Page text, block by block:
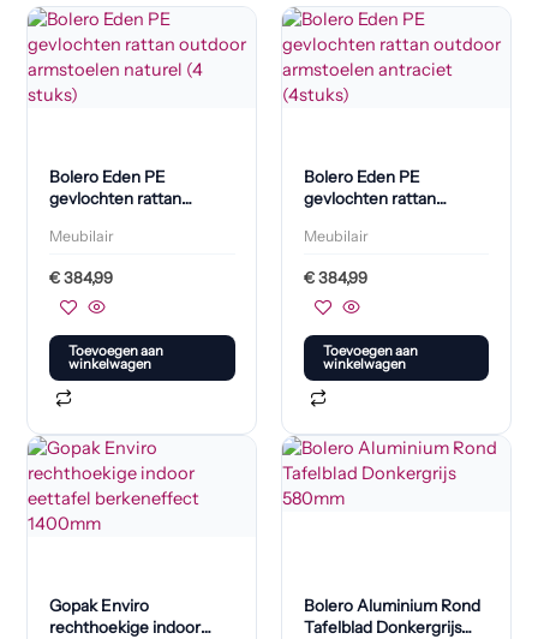
Bolero Eden PE
gevlochten rattan
naturel (4 stuks)
Meubilair
€384,99
Toevoegen aan
winkelwagen
Bolero Eden PE
gevlochten rattan
antraciet (4stuks)
Meubilair
€384,99
Toevoegen aan
winkelwagen
Gopak Enviro
rechthoekige indoor
Bolero Aluminium Rond
Tafelblad Donkergrijs